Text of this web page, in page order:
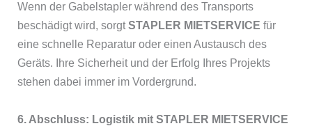
Wenn der Gabelstapler während des Transports
beschädigt wird, sorgtSTAPLER MIETSERVICE für
eine schnelle Reparatur oder einen Austausch des
Geräts. Ihre Sicherheit und der Erfolg Ihres Projekts
stehen dabei immer im Vordergrund.
6. Abschluss: Logistik mit STAPLER MIETSERVICE